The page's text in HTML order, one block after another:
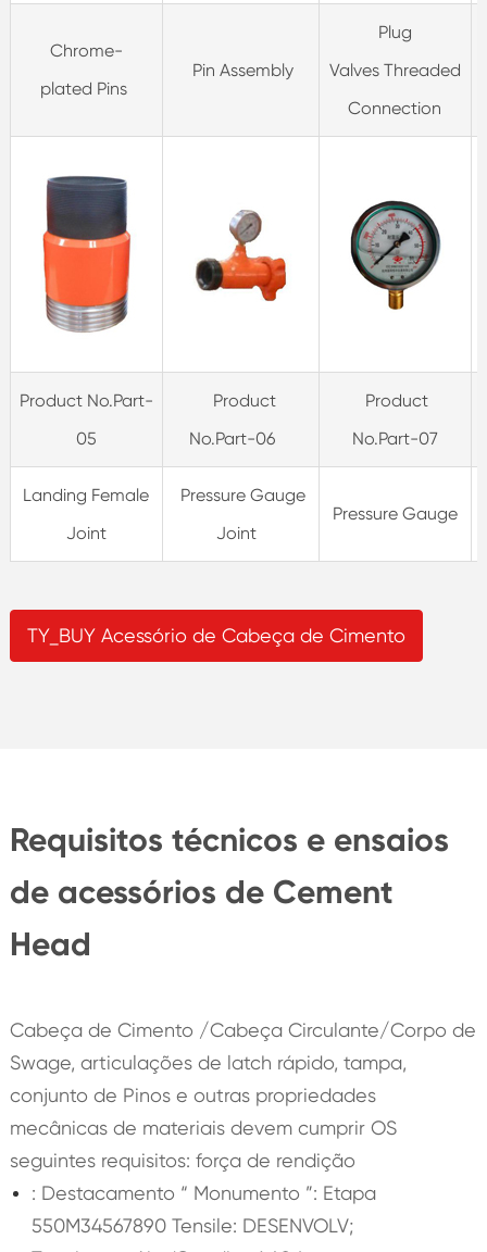
Chrome-
plated Pins
Pin Assembly
Plug
Valves Threaded
Connection
Product No.Part-
05
Product
No.Part-06
Product
No.Part-07
Landing Female
Joint
Pressure Gauge
Joint
Pressure Gauge
TY_BUY Acessório de Cabeça de Cimento
Requisitos técnicos e ensaios
de acessórios de Cement
Head
Cabeça de Cimento /Cabeça Circulante/Corpo de
Swage, articulações de latch rápido, tampa,
conjunto de Pinos e outras propriedades
mecânicas de materiais devem cumprir OS
seguintes requisitos: força de rendição
: Destacamento “ Monumento ”: Etapa
550M34567890 Tensile: DESENVOLV;